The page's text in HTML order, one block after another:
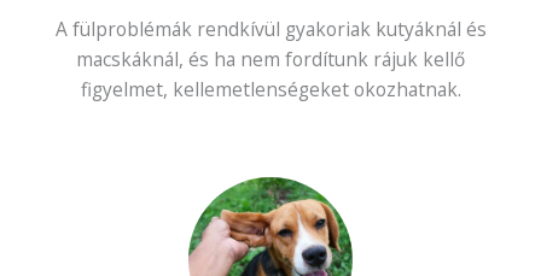
A fülproblémák rendkívül gyakoriak kutyáknál és
macskáknál, és ha nem fordítunk rájuk kellő
figyelmet, kellemetlenségeket okozhatnak.